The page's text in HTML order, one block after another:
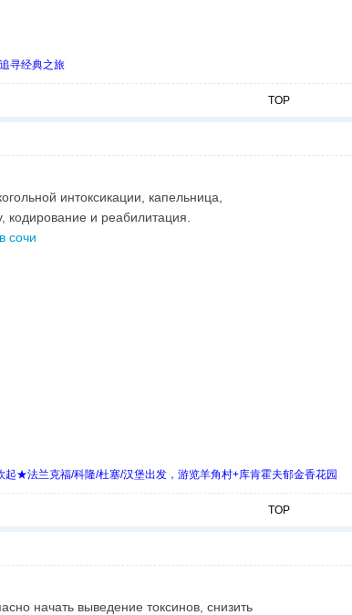
寻经典之旅
TOP
интоксикации, капельница,
кодирование и реабилитация.
сочи
★法兰克福/科隆/杜塞/汉堡出发，游览羊角村+库肯霍夫郁金香花园
TOP
начать выведение токсинов, снизить